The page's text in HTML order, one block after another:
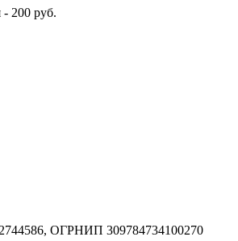
- 200 руб.
ОГРНИП 309784734100270